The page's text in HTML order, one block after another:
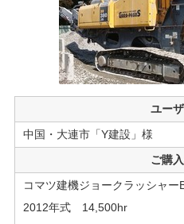
ユー
中国・大連市「Y建設」様
ご購
コマツ建機ジョークラッシャ
2012年式 14,500hr